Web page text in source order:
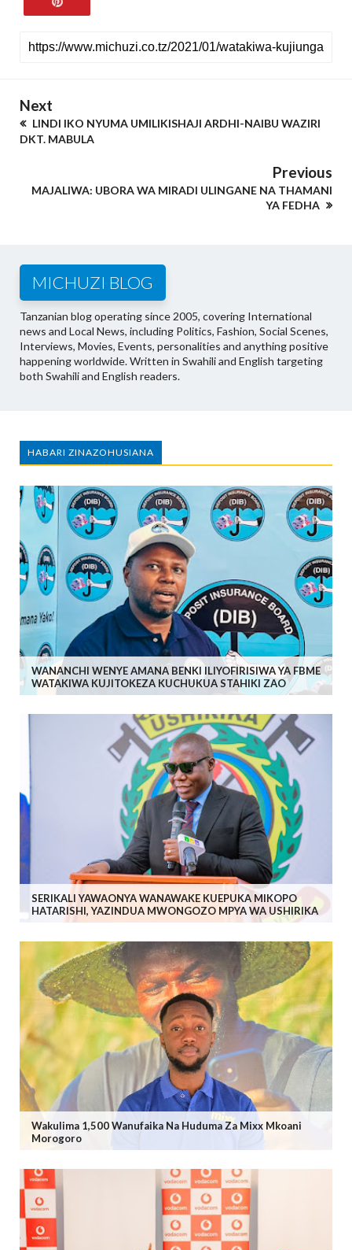
Next
LINDI IKO NYUMA UMILIKISHAJI ARDHI-NAIBU WAZIRI
DKT. MABULA
Previous
MAJALIWA: UBORA WA MIRADI ULINGANE NA THAMANI
YA FEDHA
MICHUZI BLOG
Tanzanian blog operating since 2005, covering International
news and Local News, including Politics, Fashion, Social Scenes,
Interviews, Movies, Events, personalities and anything positive
happening worldwide. Written in Swahili and English targeting
both Swahili and English readers.
HABARI ZINAZOHUSIANA
WANANCHI WENYE AMANA BENKI ILIYOFIRISIWA YA FBME
WATAKIWA KUJITOKEZA KUCHUKUA STAHIKI ZAO
SERIKALI YAWAONYA WANAWAKE KUEPUKA MIKOPO
HATARISHI, YAZINDUA MWONGOZO MPYA WA USHIRIKA
Wakulima 1,500 Wanufaika Na Huduma Za Mixx Mkoani
Morogoro